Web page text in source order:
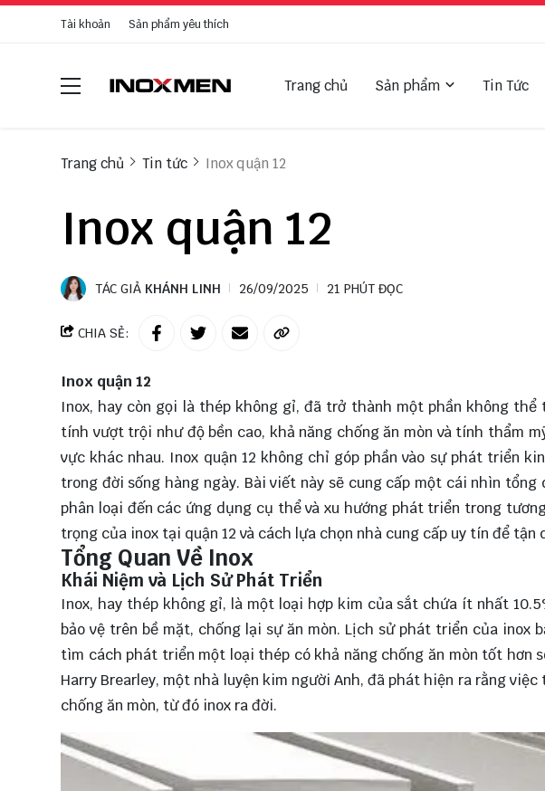
Tài khoản Sản phẩm yêu thích
Trang chủ Sản phẩm Tin Tức
Trang chủ Tin tức Inox quận 12
Inox quận 12
TÁC GIẢ KHÁNH LINH 26/09/2025 21 PHÚT ĐỌC
CHIA SẺ:
Inox quận 12
Inox, hay còn gọi là thép không gỉ, đã trở thành một phần không
tính vượt trội như độ bền cao, khả năng chống ăn mòn và tính thẩm
vực khác nhau. Inox quận 12 không chỉ góp phần vào sự phát triển
trong đời sống hàng ngày. Bài viết này sẽ cung cấp một cái nhìn
phân loại đến các ứng dụng cụ thể và xu hướng phát triển trong
trọng của inox tại quận 12 và cách lựa chọn nhà cung cấp uy tín để
Tổng Quan Về Inox
Khái Niệm và Lịch Sử Phát Triển
Inox, hay thép không gỉ, là một loại hợp kim của sắt chứa ít nhất
bảo vệ trên bề mặt, chống lại sự ăn mòn. Lịch sử phát triển của inox
tìm cách phát triển một loại thép có khả năng chống ăn mòn tốt hơn
Harry Brearley, một nhà luyện kim người Anh, đã phát hiện ra rằng
chống ăn mòn, từ đó inox ra đời.